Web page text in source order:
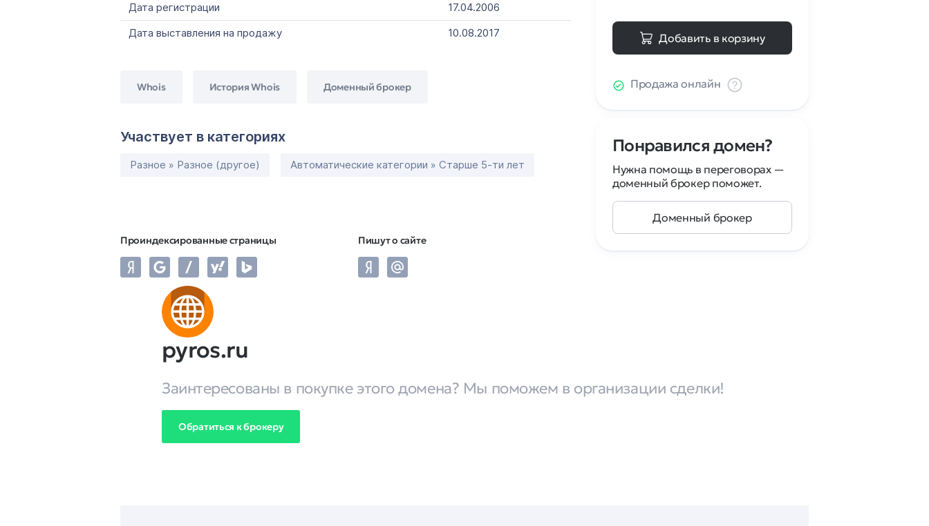
Дата регистрации
17.04.2006
Дата выставления на продажу
10.08.2017
Whois История Whois Доменный брокер
Участвует в категориях
Разное » Разное (другое) Автоматические категории » Старше 5-ти лет
Проиндексированные страницы Пишут о сайте
Добавить в корзину
Продажа онлайн
Понравился домен?
Нужна помощь в переговорах —
доменный брокер поможет.
Доменный брокер
pyros.ru
Заинтересованы в покупке этого домена? Мы поможем в организации сделки!
Обратиться к брокеру